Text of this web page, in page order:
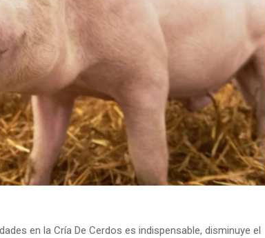
en la Cría De Cerdos es indispensable, disminuye el